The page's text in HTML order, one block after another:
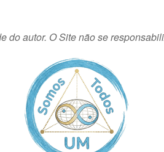
autor. O Site não se